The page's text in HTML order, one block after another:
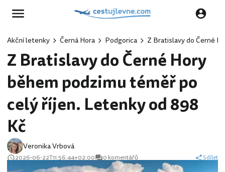
Akční letenky Černá Hora Podgorica Z Bratislavy do Černé
Z Bratislavy do Černé Hory
během podzimu téměř po
celý říjen. Letenky od 898
Kč
Veronika Vrbová
2026-06-22T11:56:44+02:00 0 komentářů Sdílet